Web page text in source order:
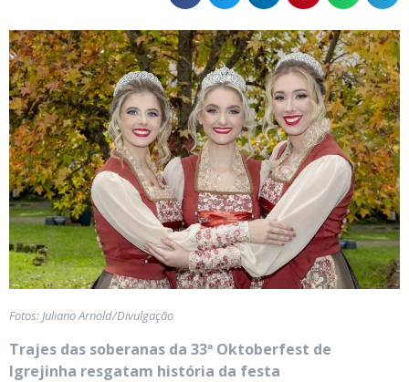
Fotos: Juliano Arnold/Divulgação
Trajes das soberanas da 33ª Oktoberfest de
Igrejinha resgatam história da festa